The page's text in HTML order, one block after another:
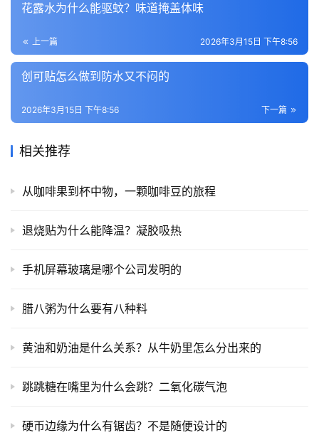
花露水为什么能驱蚊？味道掩盖体味
上一篇 2026年3月15日 下午8:56
创可贴怎么做到防水又不闷的
下一篇
2026年3月15日 下午8:56
相关推荐
从咖啡果到杯中物，一颗咖啡豆的旅程
退烧贴为什么能降温？凝胶吸热
手机屏幕玻璃是哪个公司发明的
腊八粥为什么要有八种料
黄油和奶油是什么关系？从牛奶里怎么分出来的
跳跳糖在嘴里为什么会跳？二氧化碳气泡
硬币边缘为什么有锯齿？不是随便设计的